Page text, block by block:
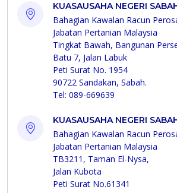
KUASAUSAHA NEGERI
Bahagian Kawalan Racun
Jabatan Pertanian Malaysia
Tingkat Bawah, Bangunan
Batu 7, Jalan Labuk
Peti Surat No. 1954
90722 Sandakan, Sabah.
Tel: 089-669639
KUASAUSAHA NEGERI
Bahagian Kawalan Racun
Jabatan Pertanian Malaysia
TB3211, Taman El-Nysa,
Jalan Kubota
Peti Surat No.61341